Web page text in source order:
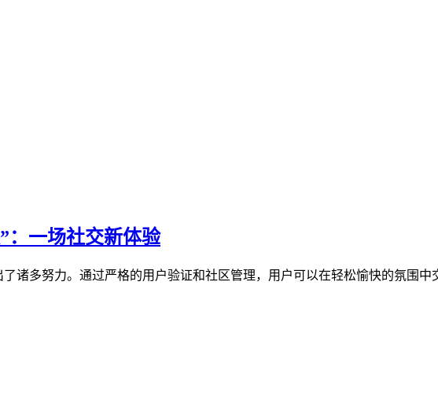
：一场社交新体验
诸多努力。通过严格的用户验证和社区管理，用户可以在轻松愉快的氛围